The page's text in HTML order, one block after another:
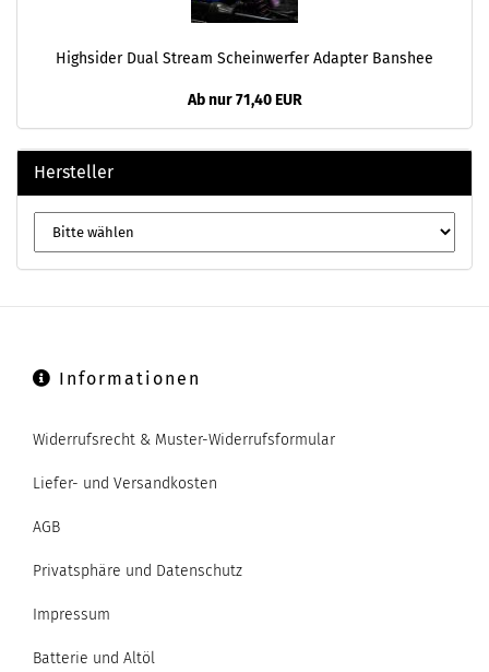
Highsider Dual Stream Scheinwerfer Adapter Banshee
Ab nur 71,40 EUR
Hersteller
Informationen
Widerrufsrecht & Muster-Widerrufsformular
Liefer- und Versandkosten
AGB
Privatsphäre und Datenschutz
Impressum
Batterie und Altöl